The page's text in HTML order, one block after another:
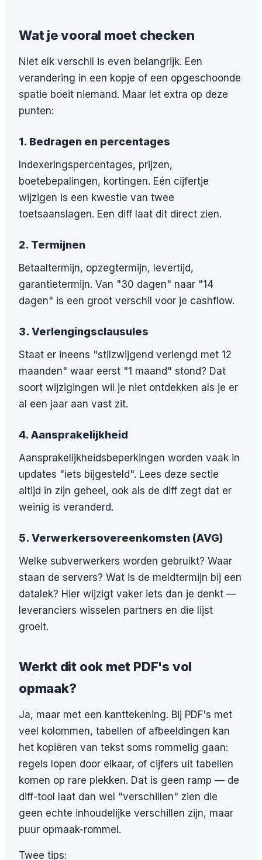
Wat je vooral moet checken
Niet elk verschil is even belangrijk. Een
verandering in een kopje of een opgeschoonde
spatie boeit niemand. Maar let extra op deze
punten:
1. Bedragen en percentages
Indexeringspercentages, prijzen,
boetebepalingen, kortingen. Eén cijfertje
wijzigen is een kwestie van twee
toetsaanslagen. Een diff laat dit direct zien.
2. Termijnen
Betaaltermijn, opzegtermijn, levertijd,
garantietermijn. Van "30 dagen" naar "14
dagen" is een groot verschil voor je cashflow.
3. Verlengingsclausules
Staat er ineens "stilzwijgend verlengd met 12
maanden" waar eerst "1 maand" stond? Dat
soort wijzigingen wil je niet ontdekken als je er
al een jaar aan vast zit.
4. Aansprakelijkheid
Aansprakelijkheidsbeperkingen worden vaak in
updates "iets bijgesteld". Lees deze sectie
altijd in zijn geheel, ook als de diff zegt dat er
weinig is veranderd.
5. Verwerkersovereenkomsten (AVG)
Welke subverwerkers worden gebruikt? Waar
staan de servers? Wat is de meldtermijn bij een
datalek? Hier wijzigt vaker iets dan je denkt —
leveranciers wisselen partners en die lijst
groeit.
Werkt dit ook met PDF's vol
opmaak?
Ja, maar met een kanttekening. Bij PDF's met
veel kolommen, tabellen of afbeeldingen kan
het kopiëren van tekst soms rommelig gaan:
regels lopen door elkaar, of cijfers uit tabellen
komen op rare plekken. Dat is geen ramp — de
diff-tool laat dan wel "verschillen" zien die
geen echte inhoudelijke verschillen zijn, maar
puur opmaak-rommel.
Twee tips: